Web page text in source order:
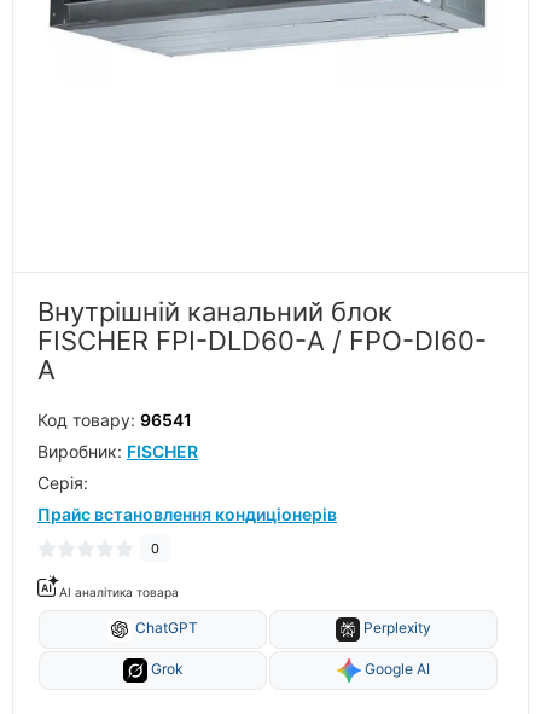
Внутрішній канальний блок
FISCHER FPI-DLD60-A / FPO-DI60-
A
Код товару: 96541
Виробник: FISCHER
Серiя:
Прайс встановлення кондиціонерів
0
AI аналітика товара
ChatGPT Perplexity
Grok Google AI